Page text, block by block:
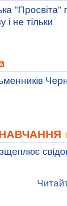
і не тільки